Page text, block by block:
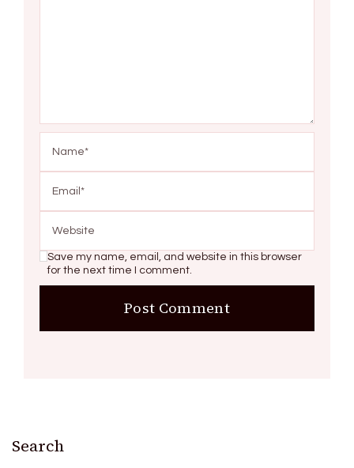
Save my name, email, and website in this browser
for the next time I comment.
Search